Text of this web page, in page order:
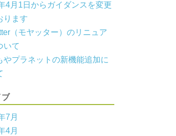
4月1日からガイダンスを変更
ります
（モヤッター）のリニュア
いて
やプラネットの新機能追加に
ブ
7月
4月